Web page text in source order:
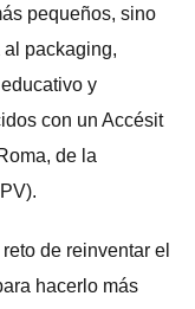
pequeños, sino
packaging,
y
con un Accésit
de la
de reinventar el
hacerlo más